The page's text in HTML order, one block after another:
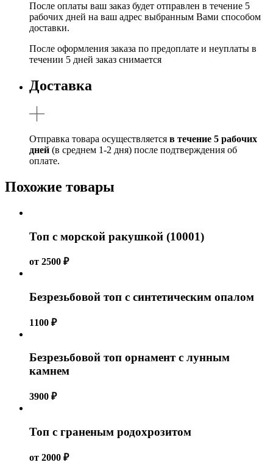
После оплаты ваш заказ будет отправлен в течение 5
рабочих дней на ваш адрес выбранным Вами способом
доставки.
После оформления заказа по предоплате и неуплаты в
течении 5 дней заказ снимается
Доставка
Отправка товара осуществляется в течение 5 рабочих
дней (в среднем 1-2 дня) после подтверждения об
оплате.
Похожие товары
Топ с морской ракушкой (10001)
от 2500 ₽
Безрезьбовой топ с синтетическим опалом
1100 ₽
Безрезьбовой топ орнамент с лунным
камнем
3900 ₽
Топ с граненым родохрозитом
от 2000 ₽